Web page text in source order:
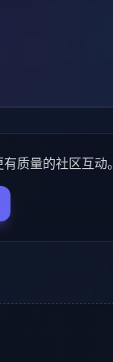
质量的社区互动。